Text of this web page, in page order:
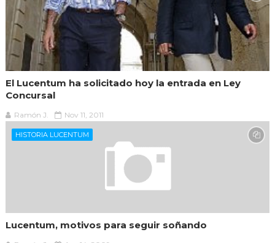
El Lucentum ha solicitado hoy la entrada en Ley
Concursal
Ramón J. Nov 11, 2011
HISTORIA LUCENTUM
Lucentum, motivos para seguir soñando